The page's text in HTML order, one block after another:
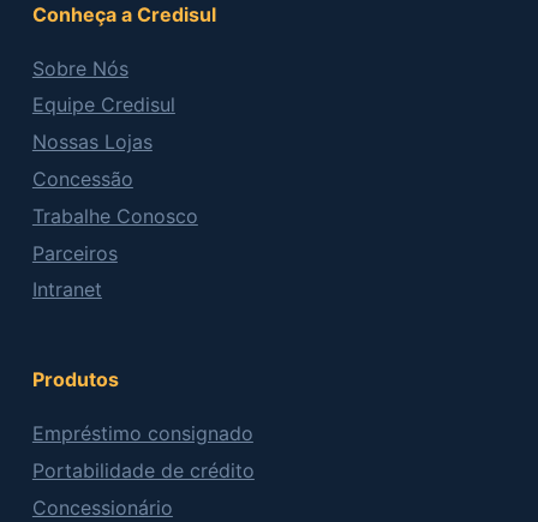
Conheça a Credisul
Sobre Nós
Equipe Credisul
Nossas Lojas
Concessão
Trabalhe Conosco
Parceiros
Intranet
Produtos
Empréstimo consignado
Portabilidade de crédito
Concessionário